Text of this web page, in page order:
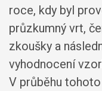
roce, kdy byl
průzkumný vrt,
zkoušky a
vyhodnocení
V průběhu